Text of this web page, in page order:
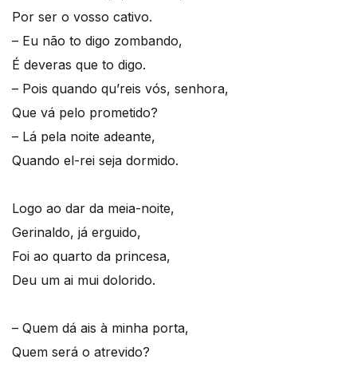
Por ser o vosso cativo.
– Eu não to digo zombando,
É deveras que to digo.
– Pois quando qu’reis vós, senhora,
Que vá pelo prometido?
– Lá pela noite adeante,
Quando el-rei seja dormido.
Logo ao dar da meia-noite,
Gerinaldo, já erguido,
Foi ao quarto da princesa,
Deu um ai mui dolorido.
– Quem dá ais à minha porta,
Quem será o atrevido?